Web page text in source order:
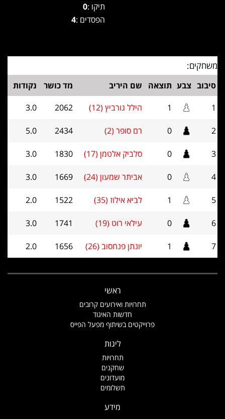
תיקו :0
הפסדים :4
משחקים:
סיבוב צבע תוצאה שם היריב מד כושר
נקודות
1
1 הילל גורביץ (12) 2062
3.0
2
0 רם סופר (2) 2434
5.0
3
0 סלביק אלטמן (17) 1830
3.0
4
0 אביתר שמעון (24) 1669
3.0
5
1 לביא אילוז (35) 1522
2.0
6
0 עילאי רוט (19) 1741
3.0
7
1 יונתן פנחסוב (26) 1656
2.0
ראשי
תחרויות ואירועים קרובים
חדשות האיגוד
פרוייקטים בשיתוף מפעל הפייס
ליגות
תחרויות
שחקנים
מועדונים
תשלומים
מידע